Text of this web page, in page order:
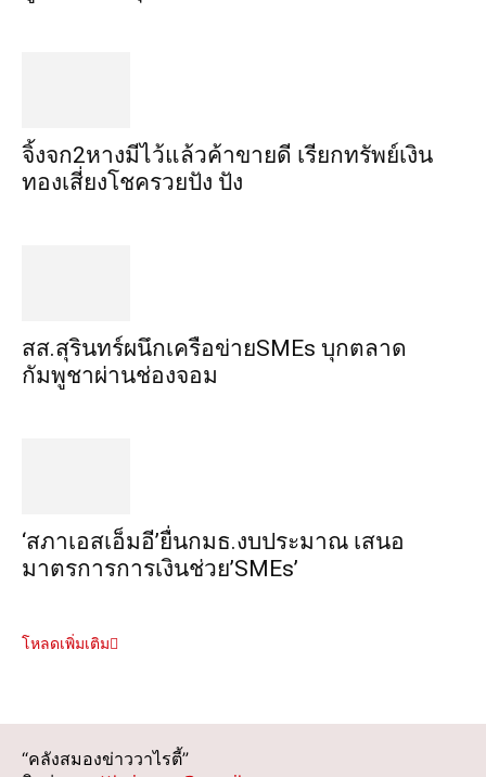
จิ้งจก​2​หาง​มีไว้แล้ว​ค้าขาย​ดี​ เรียก​ทรัพย์เงิน
ทอง​เสี่ยงโชค​รวยปัง​ ปัง​
สส.สุรินทร์ผนึกเครือข่ายSMEs บุกตลาด
กัมพูชาผ่านช่องจอม
‘สภาเอสเอ็มอี’ยื่นกมธ.งบประมาณ เสนอ
มาตรการการเงินช่วย’SMEs’
โหลดเพิ่มเติม
“คลังสมองข่าววาไรตี้”